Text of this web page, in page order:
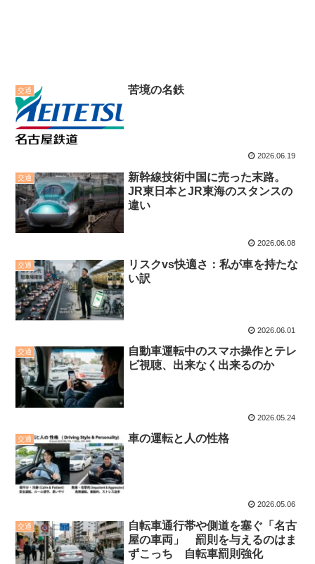
交通 苦境の名鉄
2026.06.19
交通
新幹線技術中国に売った末路。
JR東日本とJR東海のスタンスの
違い
2026.06.08
交通
リスクvs快適さ：私が車を持たな
い訳
2026.06.01
交通
自動車運転中のスマホ操作とテレ
ビ視聴、出来なく出来るのか
2026.05.24
交通 車の運転と人の性格
2026.05.06
交通
自転車通行帯や側道を塞ぐ「名古
屋の車両」 罰則を与えるのはま
ずこっち 自転車罰則強化